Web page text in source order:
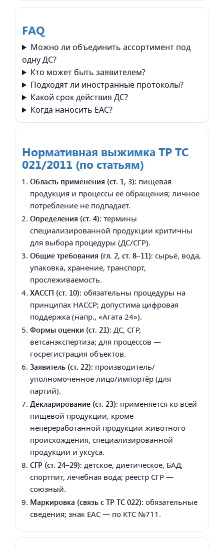
FAQ
Можно ли объединить ассортимент под
одну ДС?
Кто может быть заявителем?
Подходят ли иностранные протоколы?
Какой срок действия ДС?
Когда наносить EAC?
Нормативная выжимка ТР ТС
021/2011 (по статьям)
Область применения (ст. 1, 3): пищевая
продукция и процессы её обращения; личное
потребление не подпадает.
Определения (ст. 4): термины
специализированной продукции критичны
для выбора процедуры (ДС/СГР).
Общие требования (гл. 2, ст. 8–11): сырьё, вода,
упаковка, хранение, транспорт,
прослеживаемость.
ХАССП (ст. 10): обязательны процедуры на
принципах HACCP; допустима цифровая
поддержка (напр., «Агата 24»).
Формы оценки (ст. 21): ДС, СГР,
ветсанэкспертиза; для процессов —
госрегистрация объектов.
Заявитель (ст. 22): производитель/
уполномоченное лицо/импортёр (для
партий).
Декларирование (ст. 23): применяется ко всей
пищевой продукции, кроме
непереработанной продукции животного
происхождения, специализированной
продукции и уксуса.
СГР (ст. 24–29): детское, диетическое, БАД,
спортпит, лечебная вода; реестр СГР —
союзный.
Маркировка (связь с ТР ТС 022): обязательные
сведения; знак EAC — по КТС №711.